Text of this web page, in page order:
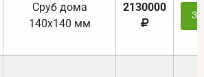
Cруб дома
140х140 мм
2130000